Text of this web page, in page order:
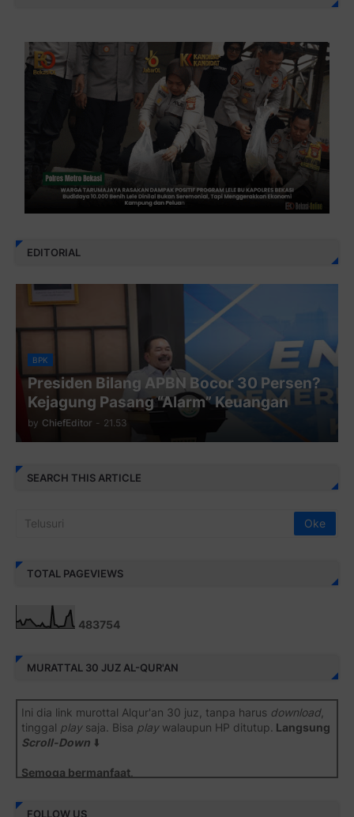
EDITORIAL
BPK
Presiden Bilang APBN Bocor 30 Persen?
Kejagung Pasang “Alarm” Keuangan
by ChiefEditor - 21.53
SEARCH THIS ARTICLE
TOTAL PAGEVIEWS
483754
MURATTAL 30 JUZ AL-QUR'AN
Ini dia link murottal Alqur'an 30 juz, tanpa harus download,
tinggal playsaja. Bisa playwalaupun HP ditutup. Langsung
Scroll-Down ⬇️
Semoga bermanfaat
Juz 1 ⇨
FOLLOW US